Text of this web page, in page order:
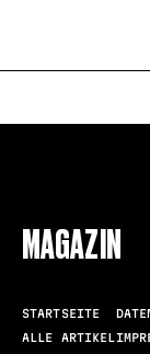
MAGAZIN
STARTSEITE
ALLE ARTIKEL